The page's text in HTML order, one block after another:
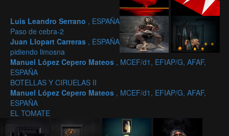
Luis Leandro Serrano , ESPAÑA
Paso de cebra-2
Juan Llopart Carreras , ESPAÑA
pidiendo limosna
Manuel López Cepero Mateos , MCEF/d1, EFIAP/G, AFAF,
ESPAÑA
BOTELLAS Y CIRUELAS II
Manuel López Cepero Mateos , MCEF/d1, EFIAP/G, AFAF,
ESPAÑA
EL TOMATE